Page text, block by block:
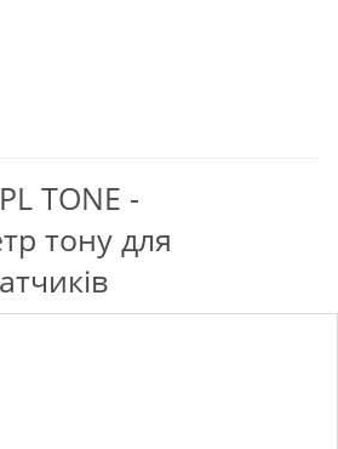
TONE -
тону для